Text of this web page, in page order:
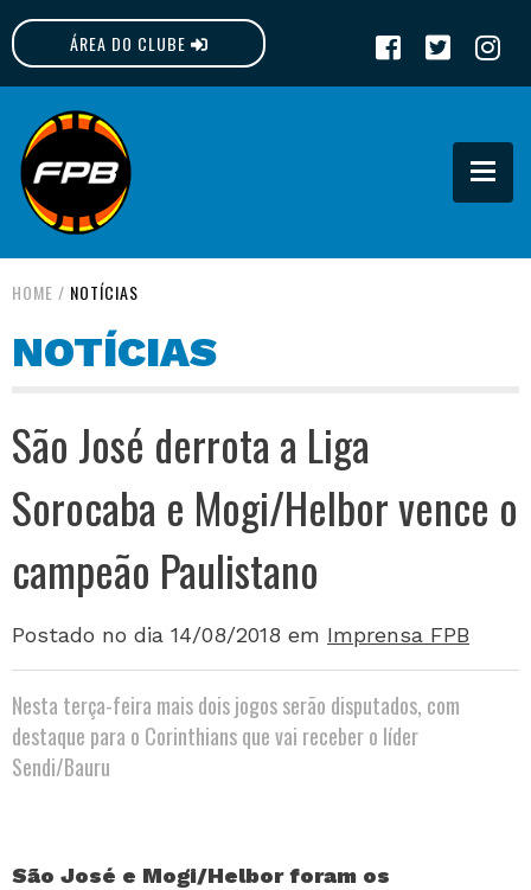
ÁREA DO CLUBE
FPB
HOME / NOTÍCIAS
NOTÍCIAS
São José derrota a Liga
Sorocaba e Mogi/Helbor vence o
campeão Paulistano
Postado no dia 14/08/2018 em Imprensa FPB
Nesta terça-feira mais dois jogos serão disputados, com
destaque para o Corinthians que vai receber o líder
Sendi/Bauru
São José e Mogi/Helbor foram os